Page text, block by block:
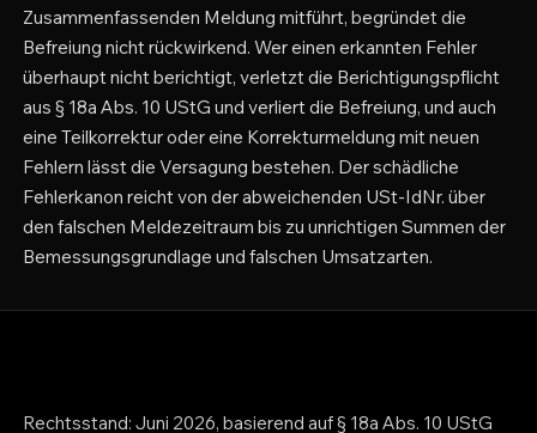
Zusammenfassenden Meldung mitführt, begründet die
Befreiung nicht rückwirkend. Wer einen erkannten Fehler
überhaupt nicht berichtigt, verletzt die Berichtigungspflicht
aus § 18a Abs. 10 UStG und verliert die Befreiung, und auch
eine Teilkorrektur oder eine Korrekturmeldung mit neuen
Fehlern lässt die Versagung bestehen. Der schädliche
Fehlerkanon reicht von der abweichenden USt-IdNr. über
den falschen Meldezeitraum bis zu unrichtigen Summen der
Bemessungsgrundlage und falschen Umsatzarten.
Rechtsstand: Juni 2026, basierend auf § 18a Abs. 10 UStG